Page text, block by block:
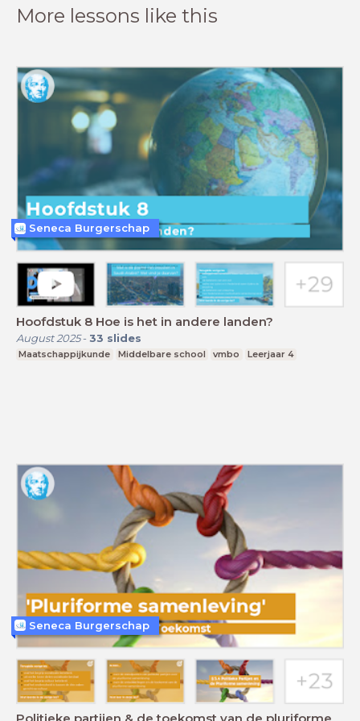
More lessons like this
Hoofdstuk 8 Hoe is het in andere landen?
August 2025- 33 slides
Maatschappijkunde Middelbare school vmbo Leerjaar 4
Seneca Burgerschap
Seneca Burgerschap